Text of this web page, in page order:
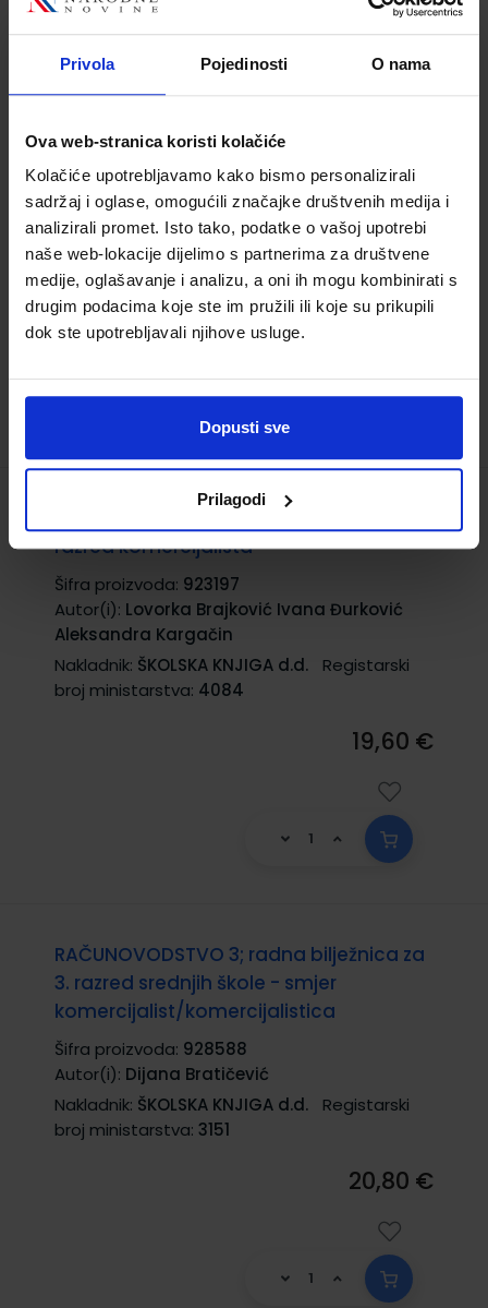
Privola Pojedinosti O nama
Ova web-stranica koristi kolačiće
Kolačiće upotrebljavamo kako bismo personalizirali
sadržaj i oglase, omogućili značajke društvenih medija i
analizirali promet. Isto tako, podatke o vašoj upotrebi
naše web-lokacije dijelimo s partnerima za društvene
medije, oglašavanje i analizu, a oni ih mogu kombinirati s
drugim podacima koje ste im pružili ili koje su prikupili
dok ste upotrebljavali njihove usluge.
Dopusti sve
Prilagodi
PREZENTACIJSKE VJEŠTINE; udžbenik u 2.
zanimanje prodavač/prodavačica i u 2.
komercijalist/komercijalistica
Šifra proizvoda:779532
Autor(i):Jasenka Rašetina
Nakladnik:ŠKOLSKA KNJIGA d.d.
Registarski
broj ministarstva:5893;5370
18,20 €
razred komercijalista
Šifra proizvoda: 923197
Autor(i): Lovorka Brajković Ivana Đurković
Aleksandra Kargačin
Nakladnik: ŠKOLSKA KNJIGA d.d.
Registarski
broj ministarstva: 4084
19,60 €
RAČUNOVODSTVO 3; radna bilježnica za
3. razred srednjih škole - smjer
komercijalist/komercijalistica
Šifra proizvoda: 928588
Autor(i): Dijana Bratičević
Nakladnik: ŠKOLSKA KNJIGA d.d.
Registarski
broj ministarstva: 3151
20,80 €